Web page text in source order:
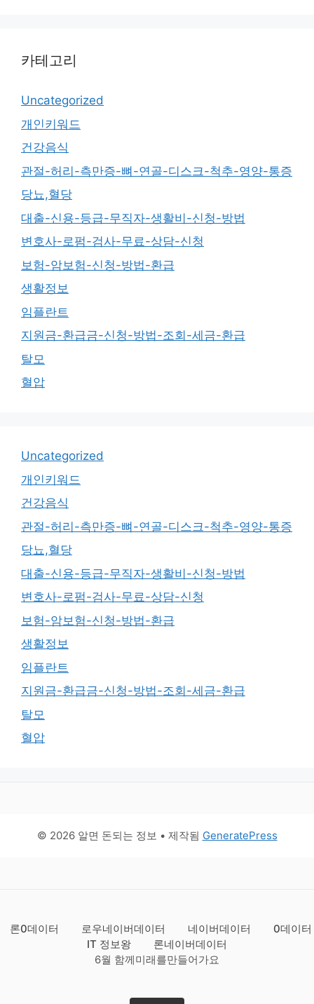
카테고리
Uncategorized
개인키워드
건강음식
관절-허리-측만증-뼈-연골-디스크-척추-영양-통증
당뇨,혈당
대출-신용-등급-무직자-생활비-신청-방법
변호사-로펌-검사-무료-상담-신청
보험-암보험-신청-방법-환급
생활정보
임플란트
지원금-환급금-신청-방법-조회-세금-환급
탈모
혈압
Uncategorized
개인키워드
건강음식
관절-허리-측만증-뼈-연골-디스크-척추-영양-통증
당뇨,혈당
대출-신용-등급-무직자-생활비-신청-방법
변호사-로펌-검사-무료-상담-신청
보험-암보험-신청-방법-환급
생활정보
임플란트
지원금-환급금-신청-방법-조회-세금-환급
탈모
혈압
© 2026 알면 돈되는 정보 • 제작됨 GeneratePress
론0데이터 로우네이버데이터 네이버데이터
0데이터
IT 정보왕
론네이버데이터
6월 함께미래를만들어가요